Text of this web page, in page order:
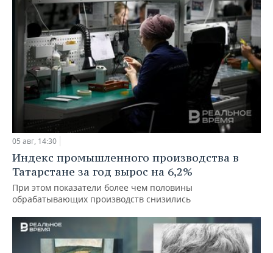
05 авг, 14:30
Индекс промышленного производства в
Татарстане за год вырос на 6,2%
При этом показатели более чем половины
обрабатывающих производств снизились